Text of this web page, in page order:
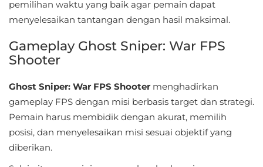
Trivia
Word
Apps
Art
&
pemilihan waktu yang baik agar pemain dapat
menyelesaikan tantangan dengan hasil maksimal.
Gameplay Ghost Sniper: War FPS
Shooter
Ghost Sniper: War FPS Shooter menghadirkan
gameplay FPS dengan misi berbasis target dan strategi.
Pemain harus membidik dengan akurat, memilih
posisi, dan menyelesaikan misi sesuai objektif yang
diberikan.